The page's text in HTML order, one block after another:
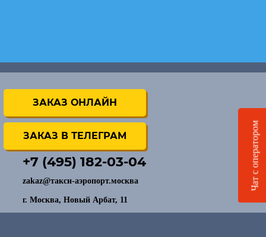
ЗАКАЗ ОНЛАЙН
ЗАКАЗ В ТЕЛЕГРАМ
+7 (495) 182-03-04
zakaz@такси-аэропорт.москва
г. Москва, Новый Арбат, 11
Чат с оператором